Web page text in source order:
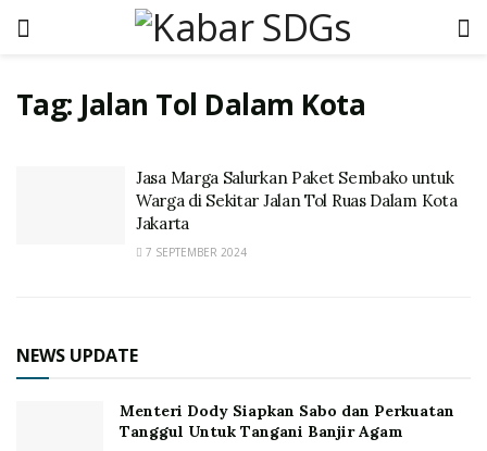
Tag: Jalan Tol Dalam Kota
Jasa Marga Salurkan Paket Sembako untuk
Warga di Sekitar Jalan Tol Ruas Dalam Kota
Jakarta
7 SEPTEMBER 2024
NEWS UPDATE
Menteri Dody Siapkan Sabo dan Perkuatan
Tanggul Untuk Tangani Banjir Agam